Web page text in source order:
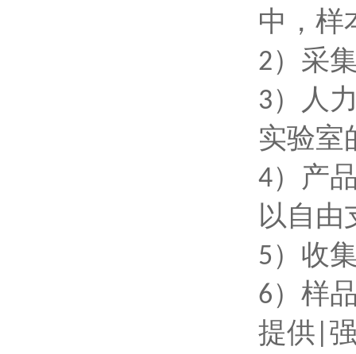
中，样
2 ） 采
3 ）
人
实验室
4）
产
以自由
5 ） 收
6 ） 样
提供|